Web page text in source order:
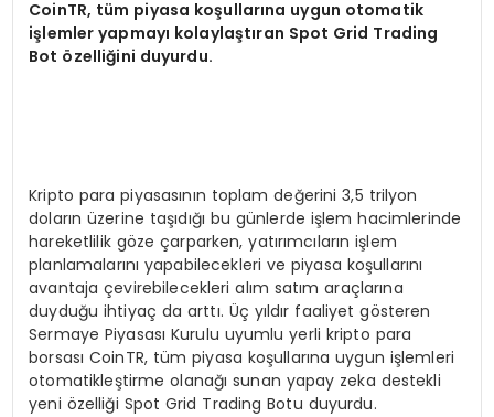
CoinTR, tüm piyasa koşullarına uygun otomatik
işlemler yapmayı kolaylaştıran Spot Grid Trading
Bot özelliğini duyurdu.
Kripto para piyasasının toplam değerini 3,5 trilyon
doların üzerine taşıdığı bu günlerde işlem hacimlerinde
hareketlilik göze çarparken, yatırımcıların işlem
planlamalarını yapabilecekleri ve piyasa koşullarını
avantaja çevirebilecekleri alım satım araçlarına
duyduğu ihtiyaç da arttı. Üç yıldır faaliyet gösteren
Sermaye Piyasası Kurulu uyumlu yerli kripto para
borsası CoinTR, tüm piyasa koşullarına uygun işlemleri
otomatikleştirme olanağı sunan yapay zeka destekli
yeni özelliği Spot Grid Trading Botu duyurdu.